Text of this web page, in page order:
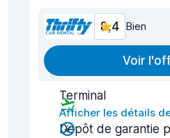
8,4 Bien
Voir
Terminal
Afficher les détails
Dépôt de garantie